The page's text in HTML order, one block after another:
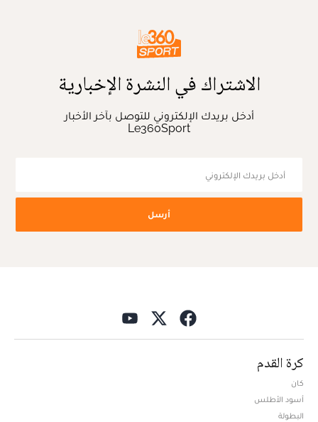
الاشتراك في النشرة الإخبارية
أدخل بريدك الإلكتروني للتوصل بآخر الأخبار
Le360Sport
أرسل
كرة القدم
كان
أسود الأطلس
البطولة